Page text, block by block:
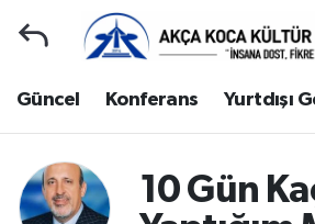
Güncel Konferans Yurtdışı
10 Gün
Gençlerle Başbaşa
Güncel
Kocaeli Hava Durumu
Kocaeli Namaz Vakitleri